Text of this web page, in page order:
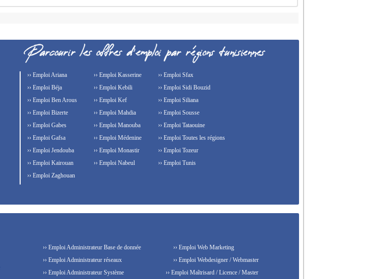
›› Emploi Ariana
›› Emploi Béja
›› Emploi Ben Arous
›› Emploi Bizerte
›› Emploi Gabes
›› Emploi Gafsa
›› Emploi Jendouba
›› Emploi Kairouan
›› Emploi Kasserine
›› Emploi Kebili
›› Emploi Kef
›› Emploi Mahdia
›› Emploi Manouba
›› Emploi Médenine
›› Emploi Monastir
›› Emploi Nabeul
›› Emploi Sfax
›› Emploi Sidi Bouzid
›› Emploi Siliana
›› Emploi Sousse
›› Emploi Tataouine
›› Emploi Toutes les régions
›› Emploi Tozeur
›› Emploi Tunis
›› Emploi Zaghouan
›› Emploi Administrateur Base de donnée
›› Emploi Administrateur réseaux
›› Emploi Administrateur Système
›› Emploi Web Marketing
›› Emploi Webdesigner / Webmaster
›› Emploi Maîtrisard / Licence / Master